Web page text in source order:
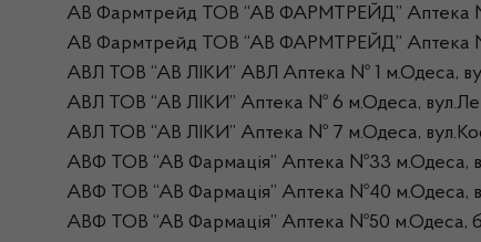
АВ Фармтрейд ТОВ “АВ ФАРМТРЕЙД” Аптека
АВ Фармтрейд ТОВ “АВ ФАРМТРЕЙД” Аптека
АВЛ ТОВ “АВ ЛІКИ” АВЛ Аптека № 1 м.Одеса,
АВЛ ТОВ “АВ ЛІКИ” Аптека № 6 м.Одеса,
АВЛ ТОВ “АВ ЛІКИ” Аптека № 7 м.Одеса,
АВФ ТОВ “АВ Фармація” Аптека №33 м.Одеса,
АВФ ТОВ “АВ Фармація” Аптека №40 м.Одеса,
АВФ ТОВ “АВ Фармація” Аптека №50 м.Одеса,